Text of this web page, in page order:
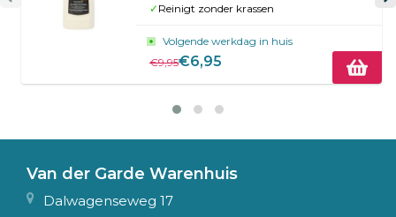
✓ Reinigt zonder krassen
Volgende werkdag in huis
€9,95€6,95
Van der Garde Warenhuis
Dalwagenseweg 17